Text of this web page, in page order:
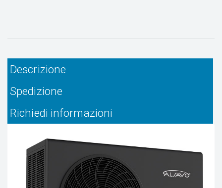
Descrizione
Spedizione
Richiedi informazioni